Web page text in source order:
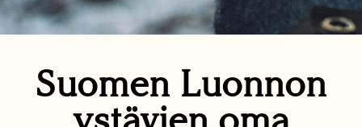
Suomen Luonnon